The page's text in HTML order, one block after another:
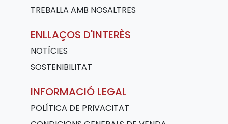
TREBALLA AMB NOSALTRES
ENLLAÇOS D'INTERÈS
NOTÍCIES
SOSTENIBILITAT
INFORMACIÓ LEGAL
POLÍTICA DE PRIVACITAT